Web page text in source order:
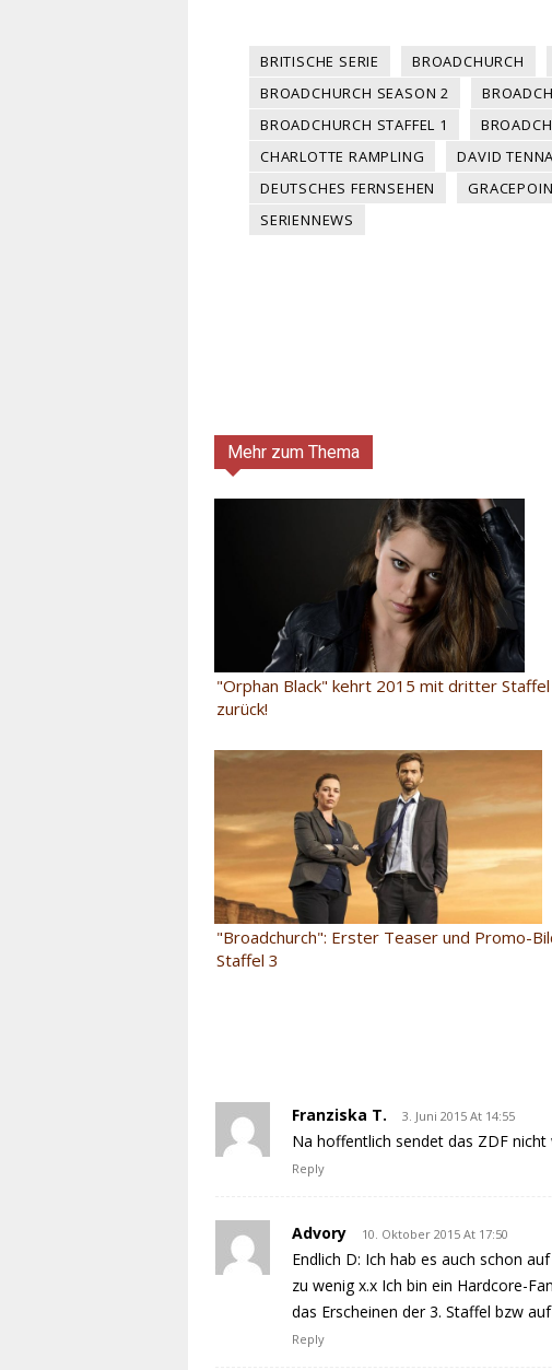
BRITISCHE SERIE BROADCHURCH
BROADCHURCH SEASON 2
BROADCHURCH STAFFEL 1
CHARLOTTE RAMPLING
DAVID
DEUTSCHES FERNSEHEN
SERIENNEWS
Mehr zum Thema
"Orphan Black" kehrt 2015 mit dritter Staffel
zurück!
"Broadchurch": Erster Teaser und Promo-
Staffel 3
Franziska T. 3. Juni 2015 At 14:55
Na hoffentlich sendet das ZDF
Reply
Advory 10. Oktober 2015 At 17:50
Endlich D: Ich hab es auch schon
zu wenig x.x Ich bin ein Hardcore-
das Erscheinen der 3. Staffel bzw
Reply